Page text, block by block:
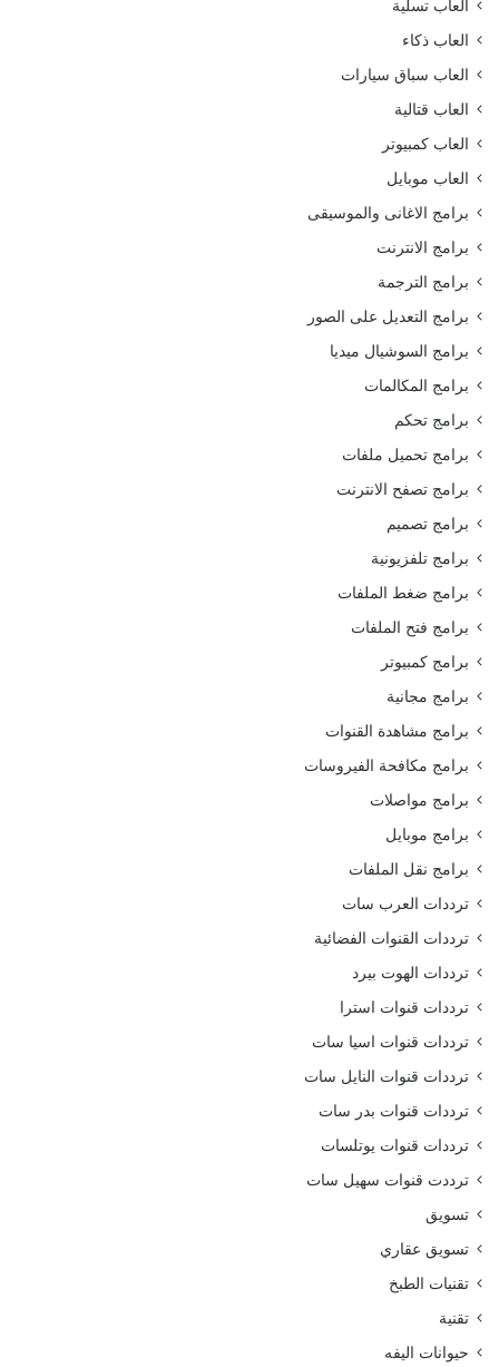
العاب تسلية
العاب ذكاء
العاب سباق سيارات
العاب قتالية
العاب كمبيوتر
العاب موبايل
برامج الاغانى والموسيقى
برامج الانترنت
برامج الترجمة
برامج التعديل على الصور
برامج السوشيال ميديا
برامج المكالمات
برامج تحكم
برامج تحميل ملفات
برامج تصفح الانترنت
برامج تصميم
برامج تلفزيونية
برامج ضغط الملفات
برامج فتح الملفات
برامج كمبيوتر
برامج مجانية
برامج مشاهدة القنوات
برامج مكافحة الفيروسات
برامج مواصلات
برامج موبايل
برامج نقل الملفات
ترددات العرب سات
ترددات القنوات الفضائية
ترددات الهوت بيرد
ترددات قنوات استرا
ترددات قنوات اسيا سات
ترددات قنوات النايل سات
ترددات قنوات بدر سات
ترددات قنوات يوتلسات
ترددت قنوات سهيل سات
تسويق
تسويق عقاري
تقنيات الطبخ
تقنية
حيوانات اليفه